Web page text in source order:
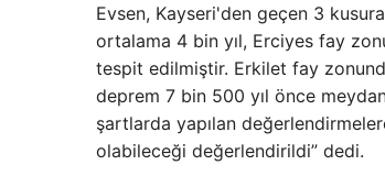
Evsen, Kayseri'den geçen 3
ortalama 4 bin yıl, Erciyes fay
tespit edilmiştir. Erkilet fay
deprem 7 bin 500 yıl önce
şartlarda yapılan
olabileceği değerlendirildi” dedi.